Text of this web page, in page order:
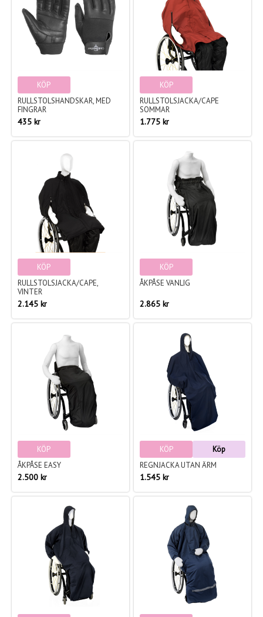
KÖP
RULLSTOLSHANDSKAR, MED
FINGRAR
435 kr
KÖP
RULLSTOLSJACKA/CAPE
SOMMAR
1.775 kr
KÖP
RULLSTOLSJACKA/CAPE,
VINTER
2.145 kr
KÖP
ÅKPÅSE VANLIG
2.865 kr
KÖP
ÅKPÅSE EASY
2.500 kr
KÖP
Köp
REGNJACKA UTAN ÄRM
1.545 kr